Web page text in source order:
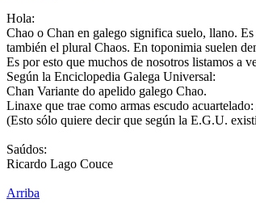
Hola:
Chao o Chan en galego significa suelo, llano.
también el plural Chaos. En toponimia suelen
Es por esto que muchos de nosotros listamos a
Según la Enciclopedia Galega Universal:
Chan Variante do apelido galego Chao.
Linaxe que trae como armas escudo
(Esto sólo quiere decir que según la E.G.U.
Saúdos:
Ricardo Lago Couce
Arriba